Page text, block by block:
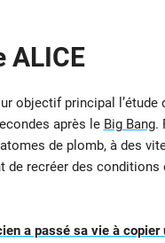
ALICE
objectif principal
après le Big Bang.
de plomb, à des
de recréer des
a passé sa vie à